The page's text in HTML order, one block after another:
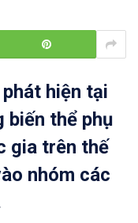
hiện tại
biến thể phụ
gia trên thế
nhóm các